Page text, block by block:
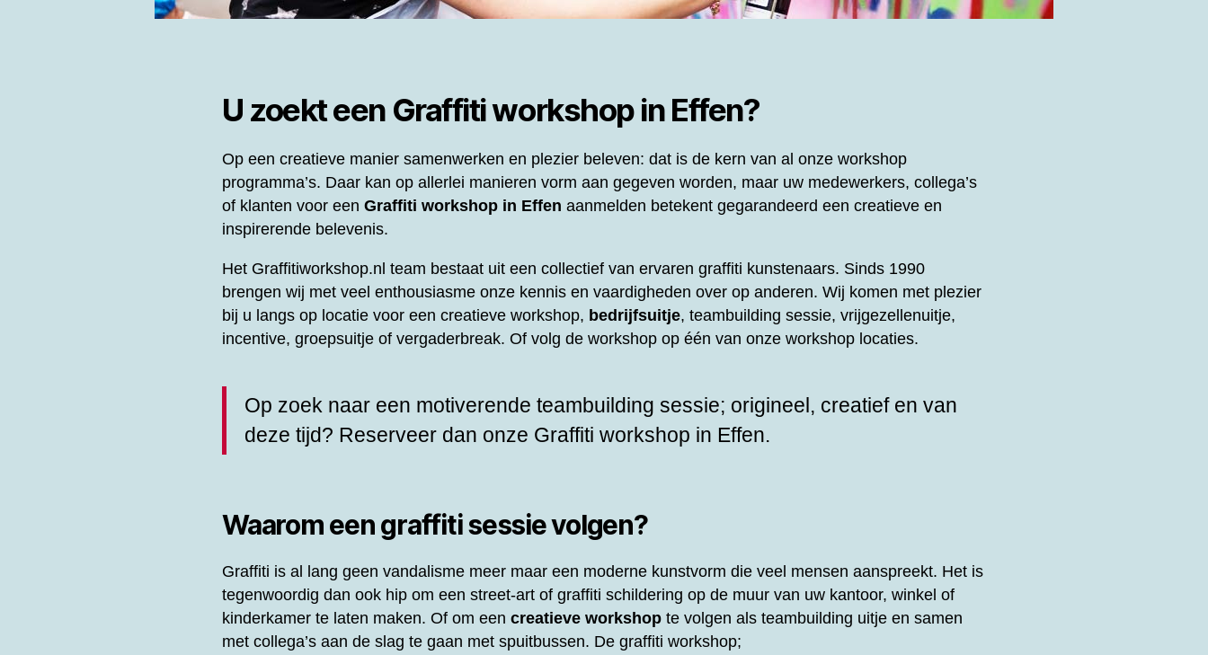
U zoekt een Graffiti workshop in Effen?
Op een creatieve manier samenwerken en plezier beleven: dat is de kern van al onze workshop
programma’s. Daar kan op allerlei manieren vorm aan gegeven worden, maar uw medewerkers, collega’s
of klanten voor een Graffiti workshop in Effen aanmelden betekent gegarandeerd een creatieve en
inspirerende belevenis.
Het Graffitiworkshop.nl team bestaat uit een collectief van ervaren graffiti kunstenaars. Sinds 1990
brengen wij met veel enthousiasme onze kennis en vaardigheden over op anderen. Wij komen met plezier
bij u langs op locatie voor een creatieve workshop, bedrijfsuitje, teambuilding sessie, vrijgezellenuitje,
incentive, groepsuitje of vergaderbreak. Of volg de workshop op één van onze workshop locaties.
Op zoek naar een motiverende teambuilding sessie; origineel, creatief en van
deze tijd? Reserveer dan onze Graffiti workshop in Effen.
Waarom een graffiti sessie volgen?
Graffiti is al lang geen vandalisme meer maar een moderne kunstvorm die veel mensen aanspreekt. Het is
tegenwoordig dan ook hip om een street-art of graffiti schildering op de muur van uw kantoor, winkel of
kinderkamer te laten maken. Of om een creatieve workshop te volgen als teambuilding uitje en samen
met collega’s aan de slag te gaan met spuitbussen. De graffiti workshop;